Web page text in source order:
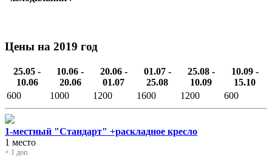
Цены на 2019 год
25.05 -
10.06
10.06 -
20.06
20.06 -
01.07
01.07 -
25.08
25.08 -
10.09
10.09 -
15.10
600
1000 1200 1600 1200 600
1-местный "Стандарт" +раскладное кресло
1 место
+ 1 доп.